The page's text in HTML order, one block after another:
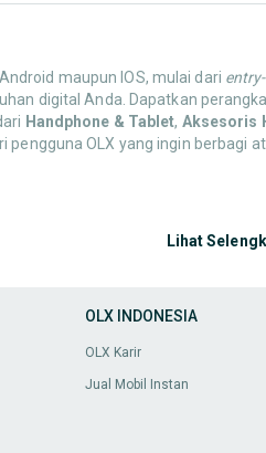
maupun IOS, mulai dari
digital Anda. Dapatkan
Handphone & Tablet, Aksesoris
pengguna OLX yang ingin
Handphone & Tablet, mulai
di OLX. Jelajahi sekarang
momen.
Lihat
OLX INDONESIA
OLX Karir
Jual Mobil Instan